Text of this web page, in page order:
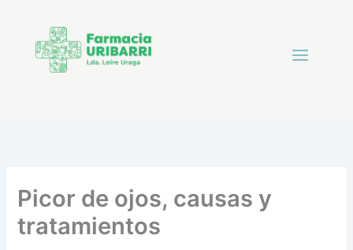
Picor de ojos, causas y
tratamientos